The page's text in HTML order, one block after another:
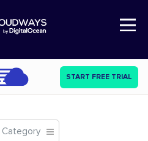
Open Nav
START FREE TRIAL